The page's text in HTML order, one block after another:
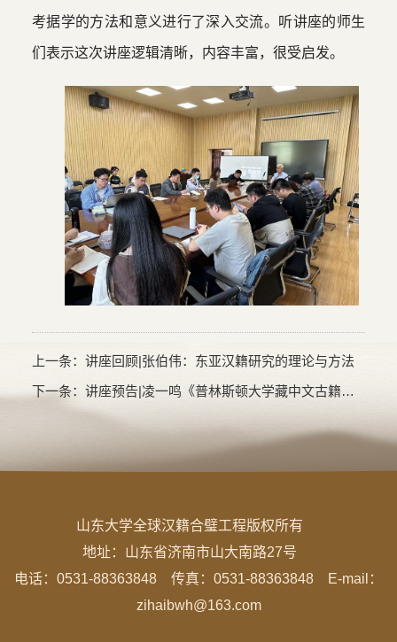
考据学的方法和意义进行了深入交流。听讲座的师生
们表示这次讲座逻辑清晰，内容丰富，很受启发。
上一条： 讲座回顾|张伯伟：东亚汉籍研究的理论与方法
下一条： 讲座预告|凌一鸣《普林斯顿大学藏中文古籍编目史述略》
山东大学全球汉籍合璧工程版权所有
地址： 山东省济南市山大南路27号
电话：0531-88363848 传真：0531-88363848 E-mail：
zihaibwh@163.com